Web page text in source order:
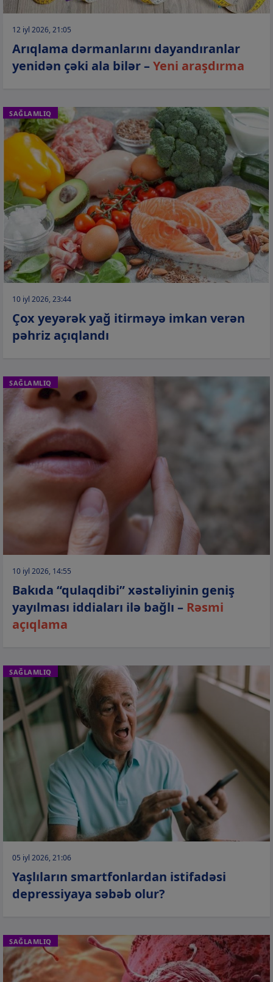
12 iyl 2026, 21:05
Arıqlama dərmanlarını dayandıranlar
yenidən çəki ala bilər –Yeni araşdırma
SAĞLAMLIQ
10 iyl 2026, 23:44
Çox yeyərək yağ itirməyə imkan verən
pəhriz açıqlandı
SAĞLAMLIQ
10 iyl 2026, 14:55
Bakıda “qulaqdibi” xəstəliyinin geniş
yayılması iddiaları ilə bağlı – Rəsmi
açıqlama
SAĞLAMLIQ
05 iyl 2026, 21:06
Yaşlıların smartfonlardan istifadəsi
depressiyaya səbəb olur?
SAĞLAMLIQ